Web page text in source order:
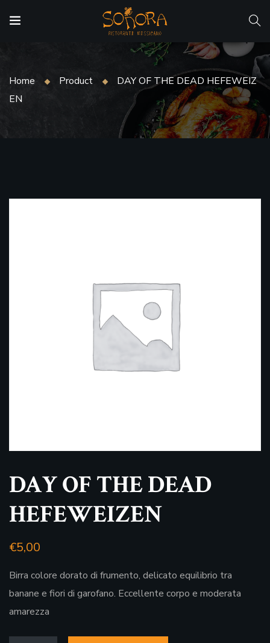
Home Product
DAY OF THE DEAD HEFEWEIZ
EN
DAY OF THE DEAD
HEFEWEIZEN
€5,00
Birra colore dorato di frumento, delicato equilibrio tra
banane e fiori di garofano. Eccellente corpo e moderata
amarezza